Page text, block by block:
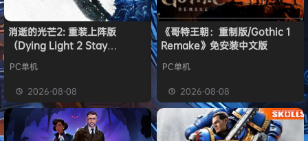
消逝的光芒2: 重装上阵版
（Dying Light 2 Stay
免安装中文版
PC单机
2026-08-08
《哥特王朝：重制版/Gothic 1
Remake》免安装中文版
PC单机
2026-08-08